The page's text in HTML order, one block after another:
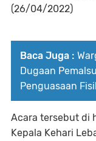
(26/04/2022)
Baca Juga :
Dugaan
Penguasaan
Acara tersebut di
Kepala Kehari